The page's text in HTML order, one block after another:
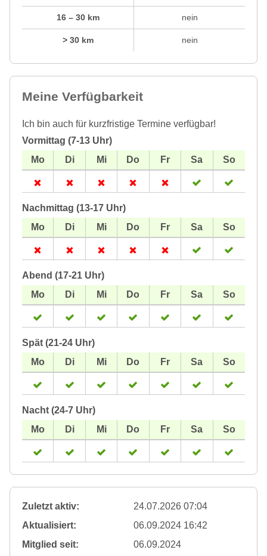
16 – 30 km
> 30 km
nein
nein
Meine Verfügbarkeit
Ich bin auch für kurzfristige Termine verfügbar!
Vormittag (7-13 Uhr)
Nachmittag (13-17 Uhr)
Abend (17-21 Uhr)
Spät (21-24 Uhr)
Nacht (24-7 Uhr)
Zuletzt aktiv:
24.07.2026 07:04
Aktualisiert:
06.09.2024 16:42
Mitglied seit:
06.09.2024